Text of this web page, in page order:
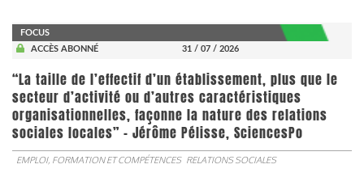
FOCUS
ACCÈS ABONNÉ
31 / 07 / 2026
“La taille de l’effectif d’un établissement, plus que le
secteur d’activité ou d’autres caractéristiques
organisationnelles, façonne la nature des relations
sociales locales” - Jérôme Pélisse, SciencesPo
EMPLOI, FORMATION ET COMPÉTENCES RELATIONS SOCIALES